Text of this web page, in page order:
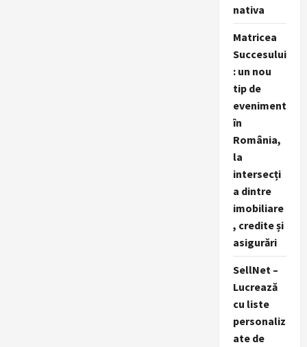
nativa
Matricea
Succesului
: un nou
tip de
eveniment
în
România,
la
intersecți
a dintre
imobiliare
, credite și
asigurări
SellNet –
Lucrează
cu liste
personaliz
ate de